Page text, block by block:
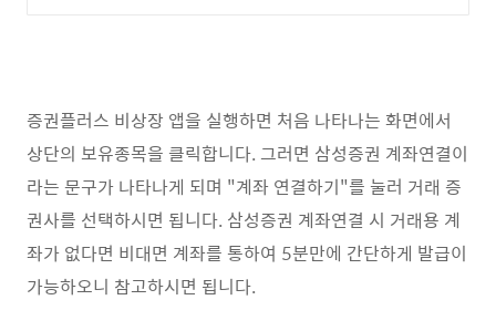
증권플러스 비상장 앱을 실행하면 처음 나타나는 화면에서
상단의 보유종목을 클릭합니다. 그러면 삼성증권 계좌연결이
라는 문구가 나타나게 되며 "계좌 연결하기"를 눌러 거래 증
권사를 선택하시면 됩니다. 삼성증권 계좌연결 시 거래용 계
좌가 없다면 비대면 계좌를 통하여 5분만에 간단하게 발급이
가능하오니 참고하시면 됩니다.